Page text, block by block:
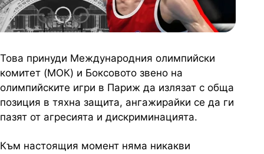
Това принуди Международния олимпийски
комитет (МОК) и Боксовото звено на
олимпийските игри в Париж да излязат с обща
позиция в тяхна защита, ангажирайки се да ги
пазят от агресията и дискриминацията.
Към настоящия момент няма никакви